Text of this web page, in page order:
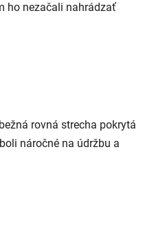
ho nezačali nahrádzať
rovná strecha pokrytá
náročné na údržbu a